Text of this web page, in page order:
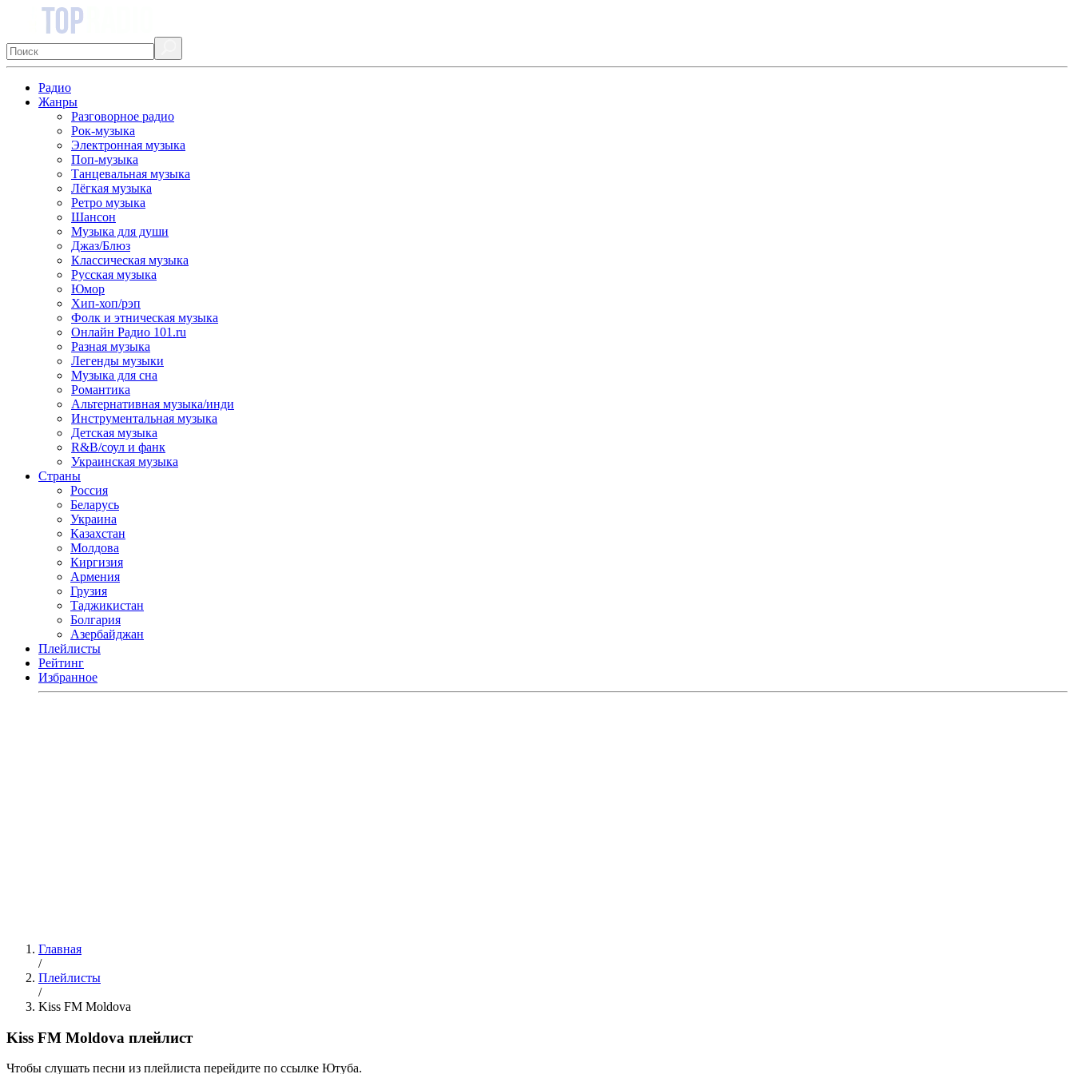
Радио
Жанры
Разговорное радио
Рок-музыка
Электронная музыка
Поп-музыка
Танцевальная музыка
Лёгкая музыка
Ретро музыка
Шансон
Музыка для души
Джаз/Блюз
Классическая музыка
Русская музыка
Юмор
Хип-хоп/рэп
Фолк и этническая музыка
Онлайн Радио 101.ru
Разная музыка
Легенды музыки
Музыка для сна
Романтика
Альтернативная музыка/инди
Инструментальная музыка
Детская музыка
R&B/cоул и фанк
Украинская музыка
Страны
Россия
Беларусь
Украина
Казахстан
Молдова
Киргизия
Армения
Грузия
Таджикистан
Болгария
Азербайджан
Плейлисты
Рейтинг
Избранное
Главная
/
Плейлисты
/
Kiss FM Moldova
Kiss FM Moldova плейлист
Чтобы слушать песни из плейлиста перейдите по ссылке Ютуба.